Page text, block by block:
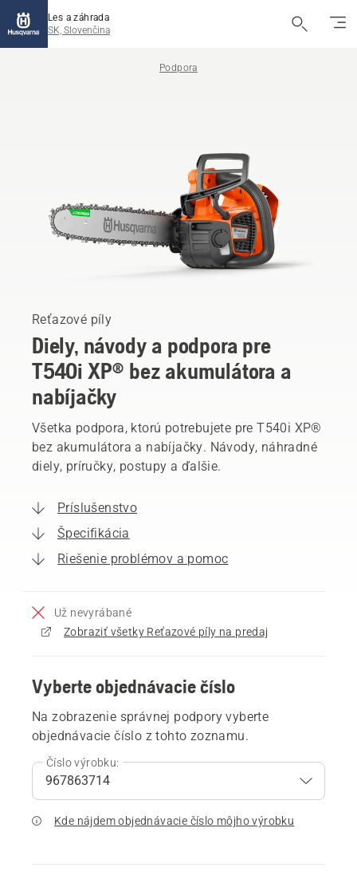
Les a záhrada
SK, Slovenčina
Podpora
Reťazové píly
Diely, návody a podpora pre
T540i XP® bez akumulátora a
nabíjačky
Všetka podpora, ktorú potrebujete pre T540i XP®
bez akumulátora a nabíjačky. Návody, náhradné
diely, príručky, postupy a ďalšie.
Príslušenstvo
Špecifikácia
Riešenie problémov a pomoc
Už nevyrábané
Zobraziť všetky Reťazové píly na predaj
Vyberte objednávacie číslo
Na zobrazenie správnej podpory vyberte
objednávacie číslo z tohto zoznamu.
Číslo výrobku:
Kde nájdem objednávacie číslo môjho výrobku